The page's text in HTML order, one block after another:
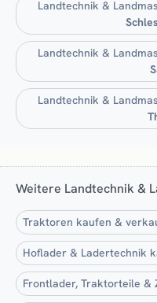
Landtechnik &
Landtechnik &
Landtechnik &
Weitere Landtechnik &
Traktoren kaufen &
Hoflader & Ladertechnik
Frontlader, Traktorteile &